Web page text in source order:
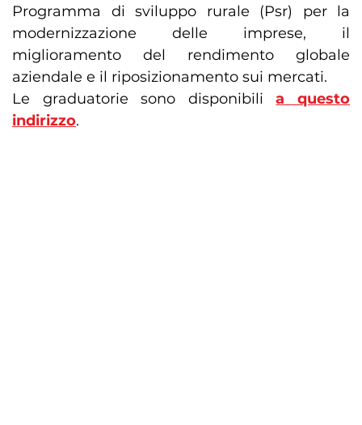
Programma di sviluppo rurale (Psr) per la
modernizzazione delle imprese, il
miglioramento del rendimento globale
aziendale e il riposizionamento sui mercati.
Le graduatorie sono disponibilia questo
indirizzo.